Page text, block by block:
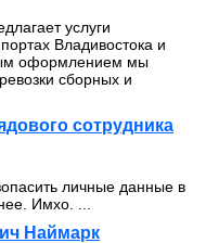
услуги
Владивостока и
оформлением мы
сборных и
сотрудника
личные данные в
Имхо. ...
Наймарк